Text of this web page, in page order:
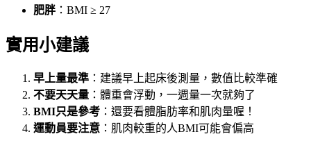
肥胖 ：BMI ≥ 27
實用小建議
早上量最準 ：建議早上起床後測量，數值比較準確
不要天天量 ：體重會浮動，一週量一次就夠了
BMI只是參考 ：還要看體脂肪率和肌肉量喔！
運動員要注意 ：肌肉較重的人BMI可能會偏高